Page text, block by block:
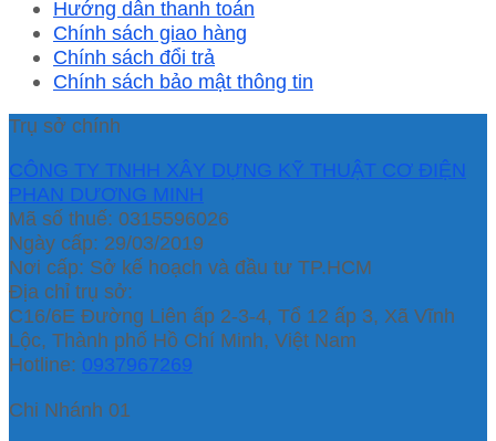
Hướng dẫn thanh toán
Chính sách giao hàng
Chính sách đổi trả
Chính sách bảo mật thông tin
Trụ sở chính
CÔNG TY TNHH XÂY DỰNG KỸ THUẬT CƠ ĐIỆN
PHAN DƯƠNG MINH
Mã số thuế: 0315596026
Ngày cấp: 29/03/2019
Nơi cấp: Sở kế hoạch và đầu tư TP.HCM
Địa chỉ trụ sở:
C16/6E Đường Liên ấp 2-3-4, Tổ 12 ấp 3, Xã Vĩnh
Lộc, Thành phố Hồ Chí Minh, Việt Nam
Hotline: 0937967269
Chi Nhánh 01